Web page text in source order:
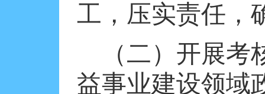
工，压实责任，
（二）开展
益事业建设领域